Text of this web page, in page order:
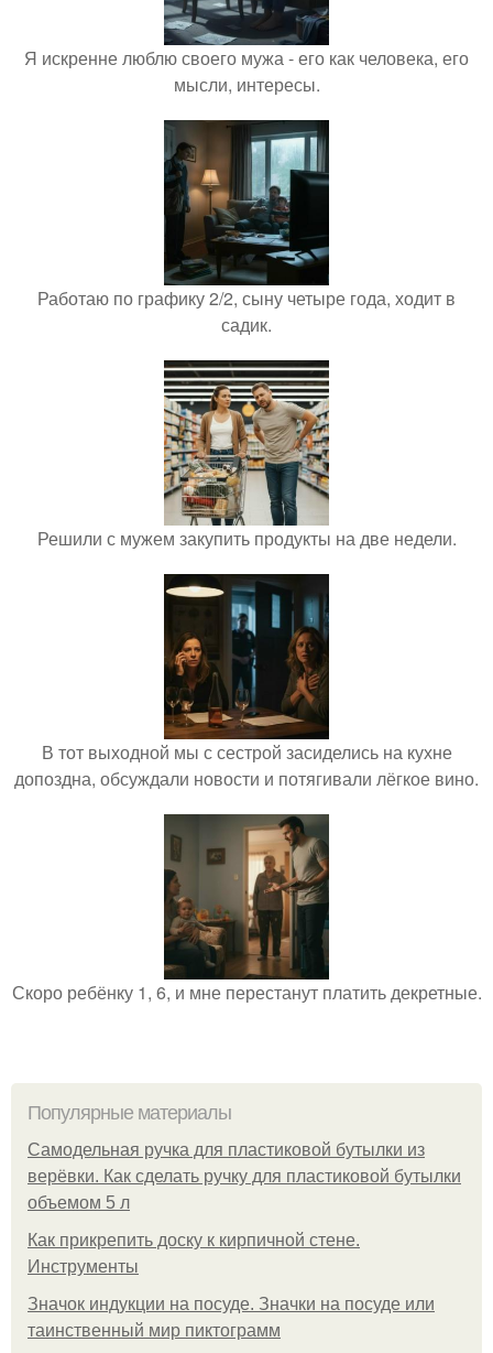
Я искренне люблю своего мужа - его как человека, его
мысли, интересы.
Работаю по графику 2/2, сыну четыре года, ходит в
садик.
Решили с мужем закупить продукты на две недели.
В тот выходной мы с сестрой засиделись на кухне
допоздна, обсуждали новости и потягивали лёгкое вино.
Скоро ребёнку 1, 6, и мне перестанут платить декретные.
Популярные материалы
Самодельная ручка для пластиковой бутылки из
верёвки. Как сделать ручку для пластиковой бутылки
объемом 5 л
Как прикрепить доску к кирпичной стене.
Инструменты
Значок индукции на посуде. Значки на посуде или
таинственный мир пиктограмм